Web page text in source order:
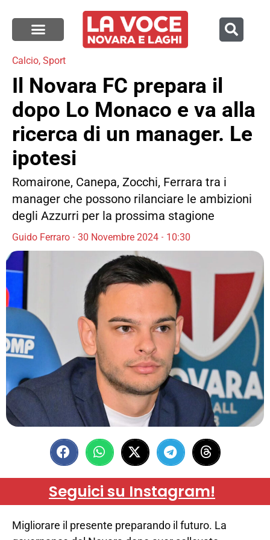
Calcio, Sport
Il Novara FC prepara il
dopo Lo Monaco e va alla
ricerca di un manager. Le
ipotesi
Romairone, Canepa, Zocchi, Ferrara tra i
manager che possono rilanciare le ambizioni
degli Azzurri per la prossima stagione
Guido Ferraro 30 Novembre 2024 10:30
Seguici su Instagram!
Migliorare il presente preparando il futuro. La